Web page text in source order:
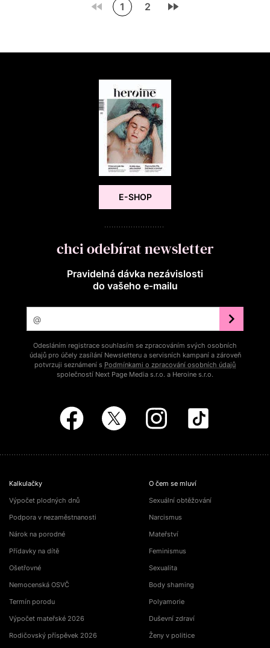
1 2
E-SHOP
chci odebírat newsletter
Pravidelná dávka nezávislosti
do vašeho e‑mailu
Odesláním registrace souhlasím se zpracováním svých osobních
údajů pro účely zasílání Newsletteru a servisních kampaní a zároveň
potvrzuji seznámení s Podmínkami o zpracování osobních údajů
společností Next Page Media s.r.o. a Heroine s.r.o.
Kalkulačky
Výpočet plodných dnů
Podpora v nezaměstnanosti
Nárok na porodné
Přídavky na dítě
Ošetřovné
Nemocenská OSVČ
Termín porodu
Výpočet mateřské 2026
Rodičovský příspěvek 2026
O čem se mluví
Sexuální obtěžování
Narcismus
Mateřství
Feminismus
Sexualita
Body shaming
Polyamorie
Duševní zdraví
Ženy v politice